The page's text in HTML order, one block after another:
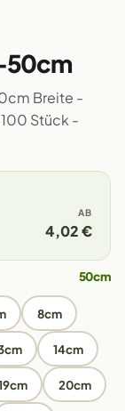
50cm
Breite -
Stück -
AB
4,02 €
50cm
8cm
14cm
20cm